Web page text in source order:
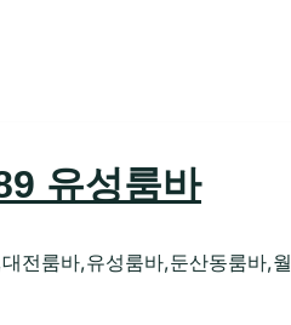
유성룸바
전룸바,유성룸바,둔산동룸바,월